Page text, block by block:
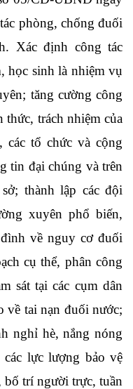
phòng, chống đuối
Xác định công tác
học sinh là nhiệm vụ
tăng cường công
thức, trách nhiệm của
các tổ chức và cộng
tin đại chúng và trên
thành lập các đội
xuyên phổ biến,
về nguy cơ đuối
cụ thể, phân công
sát tại các cụm dân
về tai nạn đuối nước;
nghỉ hè, nắng nóng
lực lượng bảo vệ
bố trí người trực, tuần